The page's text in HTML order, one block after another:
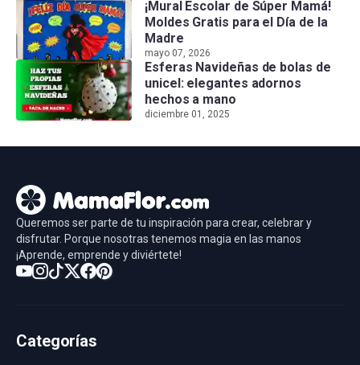
¡Mural Escolar de Súper Mamá!
Moldes Gratis para el Día de la
Madre
mayo 07, 2026
Esferas Navideñas de bolas de
unicel: elegantes adornos
hechos a mano
diciembre 01, 2025
Queremos ser parte de tu inspiración para crear, celebrar y
disfrutar. Porque nosotras tenemos magia en las manos
¡Aprende, emprende y diviértete!
Categorías